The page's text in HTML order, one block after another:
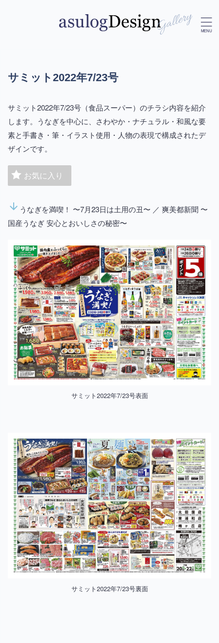
サミット2022年7/23号
サミット2022年7/23号（食品スーパー）のチラシ内容を紹介
します。うなぎを中心に、さわやか・ナチュラル・和風な要
素と手書き・筆・イラスト使用・人物の表現で構成されたデ
ザインです。
お気に入り
arrow_downward うなぎを満喫！ 〜7月23日は土用の丑〜 ／ 爽美都新聞 〜
国産うなぎ 安心とおいしさの秘密〜
サミット2022年7/23号表面
サミット2022年7/23号裏面